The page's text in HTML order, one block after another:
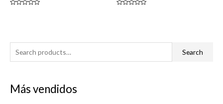
e
Search
Más vendidos